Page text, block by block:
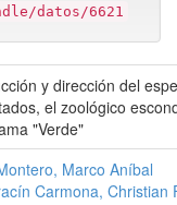
datos/6621
y dirección del
el zoológico
"Verde"
Marco Aníbal
Carmona, Christian